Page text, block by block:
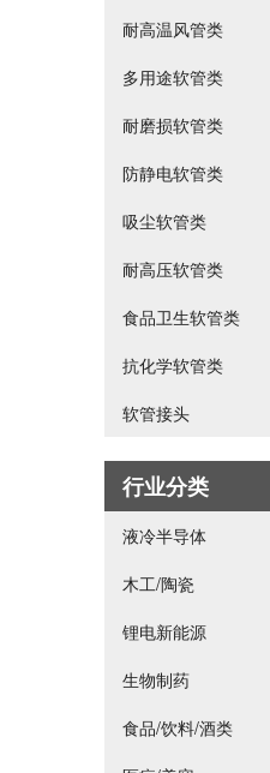
耐高温风管类
多用途软管类
耐磨损软管类
防静电软管类
吸尘软管类
耐高压软管类
食品卫生软管类
抗化学软管类
软管接头
行业分类
液冷半导体
木工/陶瓷
锂电新能源
生物制药
食品/饮料/酒类